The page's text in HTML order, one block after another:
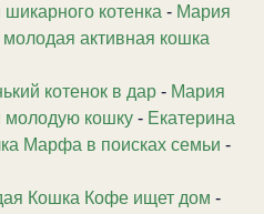
котенка - Мария
активная кошка
котенок в дар - Мария
молодую кошку - Екатерина
Марфа в поисках семьи -
Кошка Кофе ищет дом -